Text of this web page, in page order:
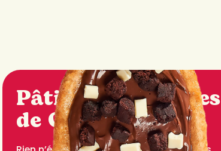
Pâtisseries Queues
de CastorMD